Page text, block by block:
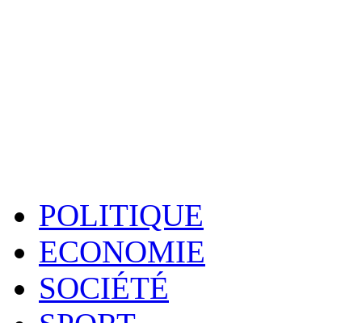
POLITIQUE
ECONOMIE
SOCIÉTÉ